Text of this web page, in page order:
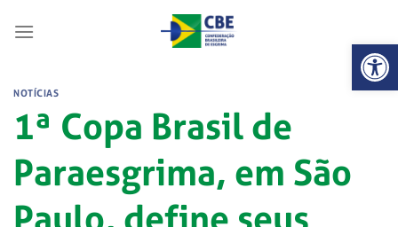
Abrir
NOTÍCIAS
1ª Copa Brasil de
Paraesgrima, em São